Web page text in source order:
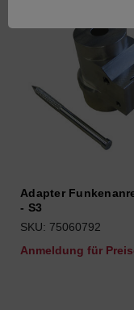
Adapter
- S3
SKU: 75060792
Anmeldung für